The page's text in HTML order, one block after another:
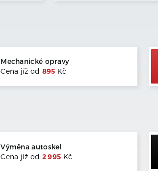
Mechanické opravy
Cena jíž od 895 Kč
Výměna autoskel
Cena jíž od 2 995 Kč